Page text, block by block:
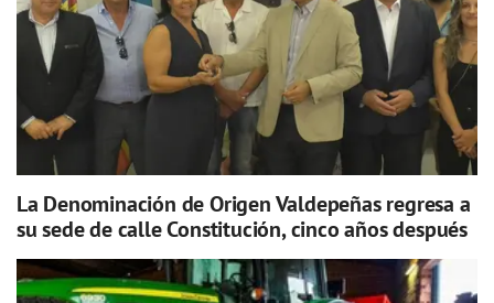
La Denominación de Origen Valdepeñas regresa a
su sede de calle Constitución, cinco años después